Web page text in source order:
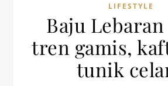
LIFESTYLE
Baju Lebaran
tren gamis,
tunik